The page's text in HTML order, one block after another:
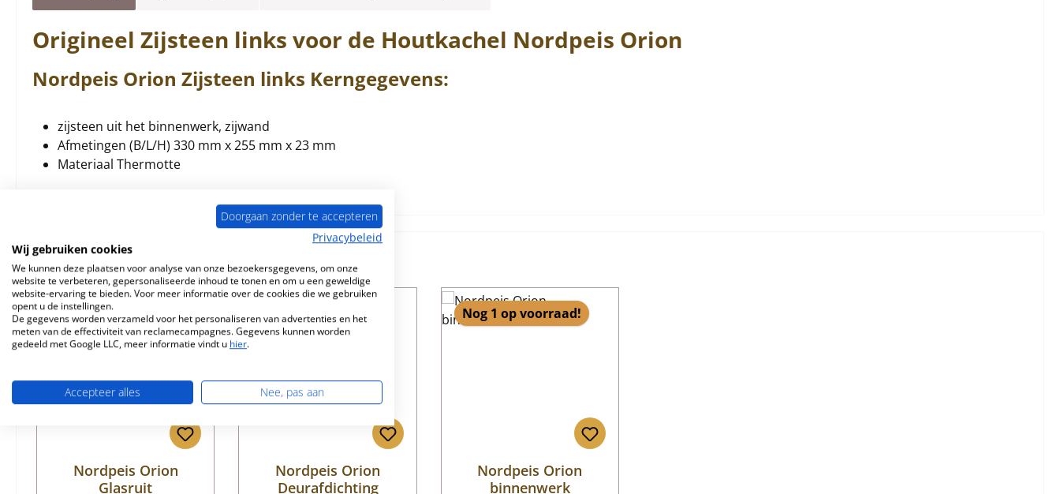
Origineel Zijsteen links voor de Houtkachel Nordpeis Orion
Nordpeis Orion Zijsteen links Kerngegevens:
zijsteen uit het binnenwerk, zijwand
Afmetingen (B/L/H) 330 mm x 255 mm x 23 mm
Materiaal Thermotte
Vergelijkbare producten
Productgalerij overslaan
Nog 1 op voorraad!
Nordpeis Orion
Glasruit
Nordpeis Orion
Deurafdichting
Nog 1 op voorraad!
Nordpeis Orion
binnenwerk
Doorgaan zonder te accepteren
Privacybeleid
Wij gebruiken cookies
We kunnen deze plaatsen voor analyse van onze bezoekersgegevens, om onze
website te verbeteren, gepersonaliseerde inhoud te tonen en om u een geweldige
website-ervaring te bieden. Voor meer informatie over de cookies die we gebruiken
opent u de instellingen.
De gegevens worden verzameld voor het personaliseren van advertenties en het
meten van de effectiviteit van reclamecampagnes. Gegevens kunnen worden
gedeeld met Google LLC, meer informatie vindt u hier.
Accepteer alles Nee, pas aan